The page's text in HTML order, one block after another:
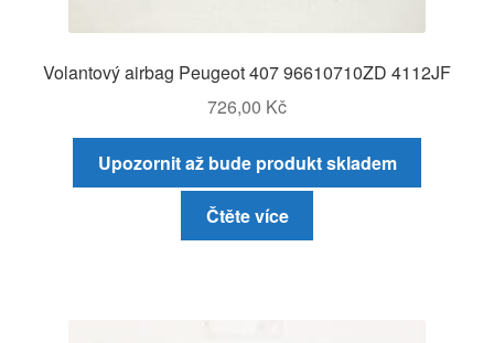
Volantový airbag Peugeot 407 96610710ZD 4112JF
726,00 Kč
Upozornit až bude produkt skladem
Čtěte více